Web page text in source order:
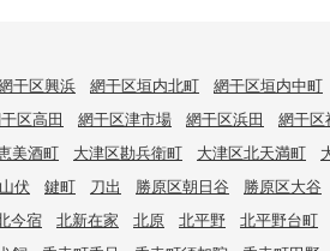
干区興浜 網干区垣内北町 網干区垣内中町
区高田 網干区津市場 網干区浜田 網干区
美酒町 大津区勘兵衛町 大津区北天満町
伏 鍵町 刀出 勝原区朝日谷 勝原区大谷
今宿 北新在家 北原 北平野 北平野台町